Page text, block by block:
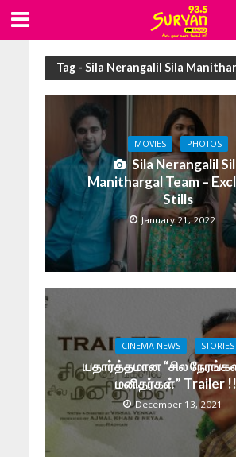
Tag - Sila Nerangalil Sila
MOVIES PHOTOS
Sila Nerangalil
Manithargal Team –
Stills
January 21, 2022
CINEMA NEWS STORIES
யதார்த்தமான “சில
மனிதர்கள்” Trailer
December 13, 2021